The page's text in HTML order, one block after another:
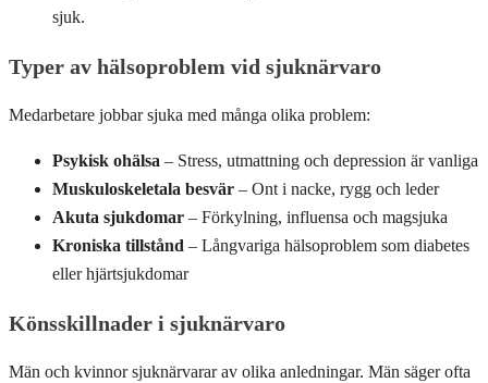
sjuk.
Typer av hälsoproblem vid sjuknärvaro
Medarbetare jobbar sjuka med många olika problem:
Psykisk ohälsa – Stress, utmattning och depression är vanliga
Muskuloskeletala besvär – Ont i nacke, rygg och leder
Akuta sjukdomar – Förkylning, influensa och magsjuka
Kroniska tillstånd – Långvariga hälsoproblem som diabetes
eller hjärtsjukdomar
Könsskillnader i sjuknärvaro
Män och kvinnor sjuknärvarar av olika anledningar. Män säger ofta